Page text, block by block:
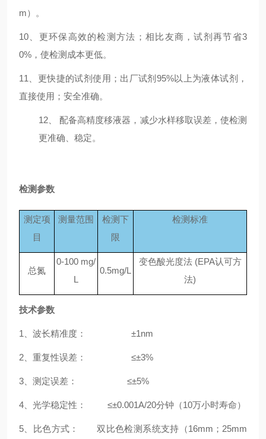
m）。
10、更环保高效的检测方法；相比友商，试剂再节省3
0%，使检测成本更低。
11、更快捷的试剂使用；出厂试剂95%以上为液体试剂，
直接使用；安全准确。
12、配备高精度移液器，减少水样移取误差，使检测
更准确、稳定。
检测参数
测定项
目
测量范围
检测下
限
检测标准
总氮
0-100 mg/
L
0.5mg/L
变色酸光度法 (EPA认可方
法)
技术参数
1、 波长精准度： ±1nm
2、重复性误差： ≤±3%
3、 测定误差： ≤±5%
4、光学稳定性： ≤±0.001A/20分钟（10万⼩时寿命）
5、比色方式： 双比色检测系统支持（16mm；25mm